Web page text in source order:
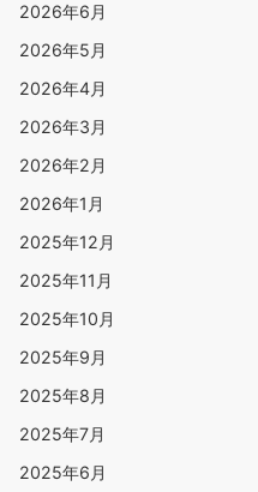
2026年6月
2026年5月
2026年4月
2026年3月
2026年2月
2026年1月
2025年12月
2025年11月
2025年10月
2025年9月
2025年8月
2025年7月
2025年6月